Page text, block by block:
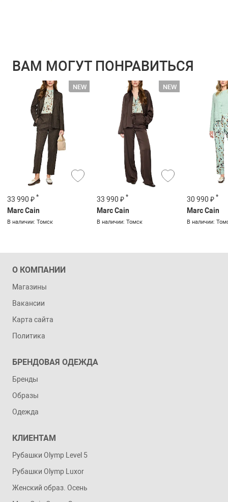
ВАМ МОГУТ ПОНРАВИТЬСЯ
33 990 ₽ *
Marc Cain
В наличии: Томск
33 990 ₽ *
Marc Cain
В наличии: Томск
30 990 ₽ *
Marc Cain
В наличии:
О КОМПАНИИ
Магазины
Вакансии
Карта сайта
Политика
БРЕНДОВАЯ ОДЕЖДА
Бренды
Образы
Одежда
КЛИЕНТАМ
Рубашки Olymp Level 5
Рубашки Olymp Luxor
Женский образ. Осень